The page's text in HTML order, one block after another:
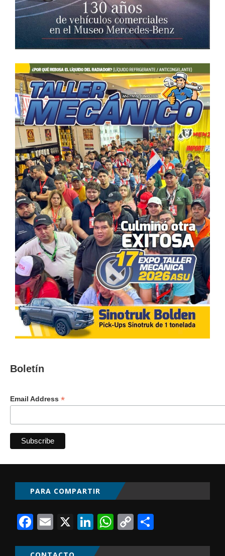
Boletín
Email Address *
PARA COMPARTIR
Facebook
Email
X LinkedIn
WhatsApp
Copy
Link